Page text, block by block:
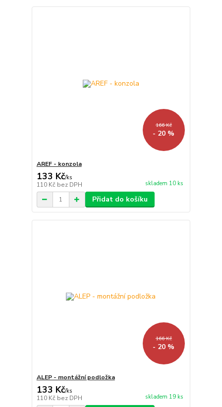
166 Kč
- 20 %
AREF - konzola
133 Kč/ks
110 Kč bez DPH skladem 10 ks
Přidat do košíku
166 Kč
- 20 %
ALEP - montážní podložka
133 Kč/ks
110 Kč bez DPH skladem 19 ks